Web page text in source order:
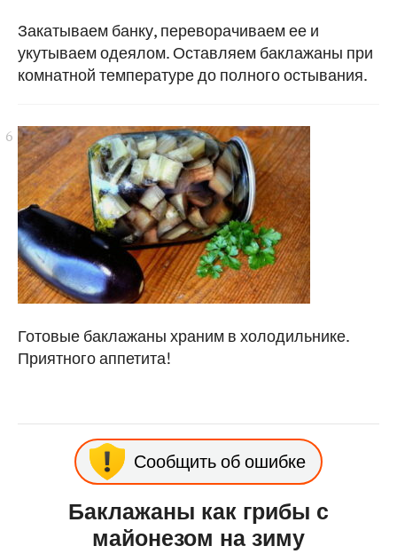
Закатываем банку, переворачиваем ее и
укутываем одеялом. Оставляем баклажаны при
комнатной температуре до полного остывания.
Готовые баклажаны храним в холодильнике.
Приятного аппетита!
Сообщить об ошибке
Баклажаны как грибы с
майонезом на зиму